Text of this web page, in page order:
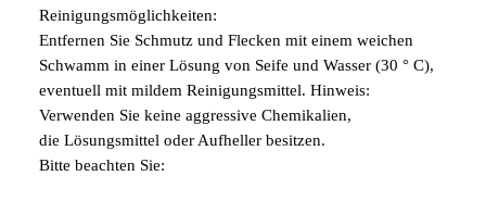
Reinigungsmöglichkeiten:
Entfernen Sie Schmutz und Flecken mit einem weichen
Schwamm in einer Lösung von Seife und Wasser (30 ° C),
eventuell mit mildem Reinigungsmittel. Hinweis:
Verwenden Sie keine aggressive Chemikalien,
die Lösungsmittel oder Aufheller besitzen.
Bitte beachten Sie: